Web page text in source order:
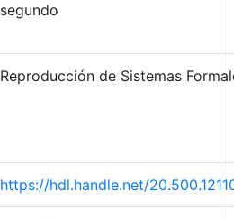
segundo
Reproducción de Sistemas
https://hdl.handle.net/